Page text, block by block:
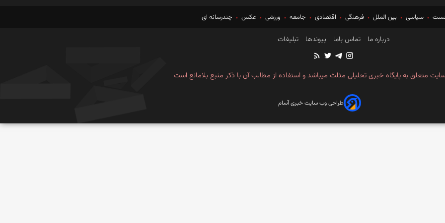
سیاسی بین الملل فرهنگی اقتصادی جامعه ورزشی عکس چندرسانه ای
درباره ما تماس باما پیوندها تبلیغات
متعلق به پایگاه خبری تحلیلی مثلث میباشد و استفاده از مطالب آن با ذکر منبع بلامانع است
طراحی وب سایت خبری آسام